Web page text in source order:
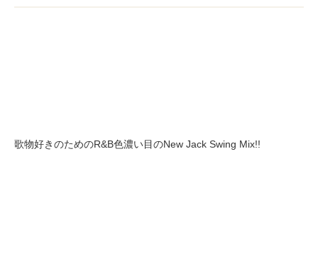
歌物好きのためのR&B色濃い目のNew Jack Swing Mix!!